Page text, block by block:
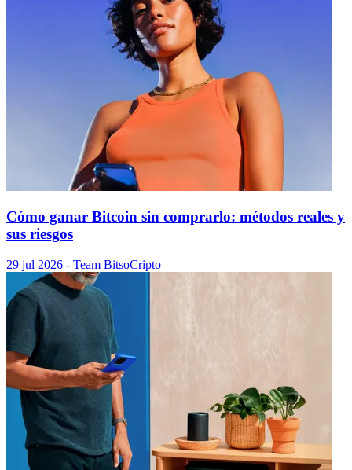
Cómo ganar Bitcoin sin comprarlo: métodos reales y
sus riesgos
29 jul 2026 - Team BitsoCripto